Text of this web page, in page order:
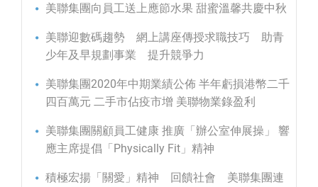
美聯集團向員工送上應節水果 甜蜜溫馨共慶中秋
美聯迎數碼趨勢 網上講座傳授求職技巧 助青
少年及早規劃事業 提升競爭力
美聯集團2020年中期業績公佈 半年虧損港幣二千
四百萬元 二手市佔疫市增 美聯物業錄盈利
美聯集團關顧員工健康 推廣「辦公室伸展操」 響
應主席提倡「Physically Fit」精神
積極宏揚「關愛」精神 回饋社會 美聯集團連